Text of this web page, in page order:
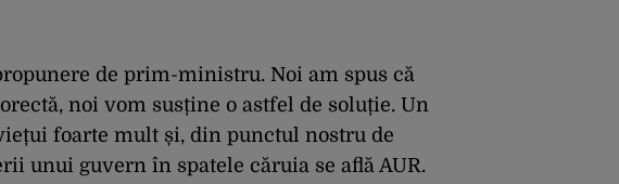
de prim-ministru. Noi am spus că
noi vom susține o astfel de soluție. Un
foarte mult și, din punctul nostru de
unui guvern în spatele căruia se află AUR.